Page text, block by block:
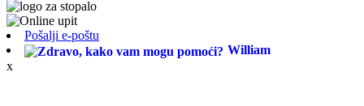
Pošalji e-poštu
William
x